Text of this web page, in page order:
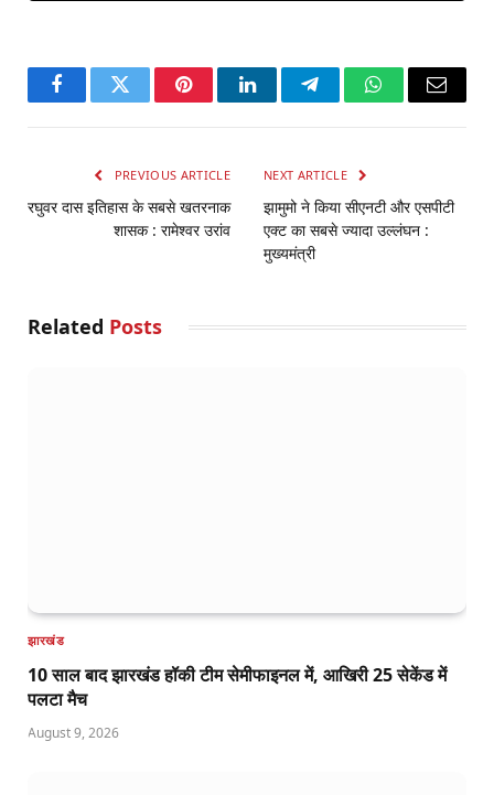
FacebookTwitter PinterestLinkedInTelegramWhatsApp
Email
PREVIOUS ARTICLE
रघुवर दास इतिहास के सबसे खतरनाक
शासक : रामेश्वर उरांव
NEXT ARTICLE
झामुमो ने किया सीएनटी और एसपीटी
एक्ट का सबसे ज्यादा उल्लंघन :
मुख्यमंत्री
Related Posts
झारखंड
10 साल बाद झारखंड हॉकी टीम सेमीफाइनल में, आखिरी 25 सेकेंड में
पलटा मैच
August 9, 2026